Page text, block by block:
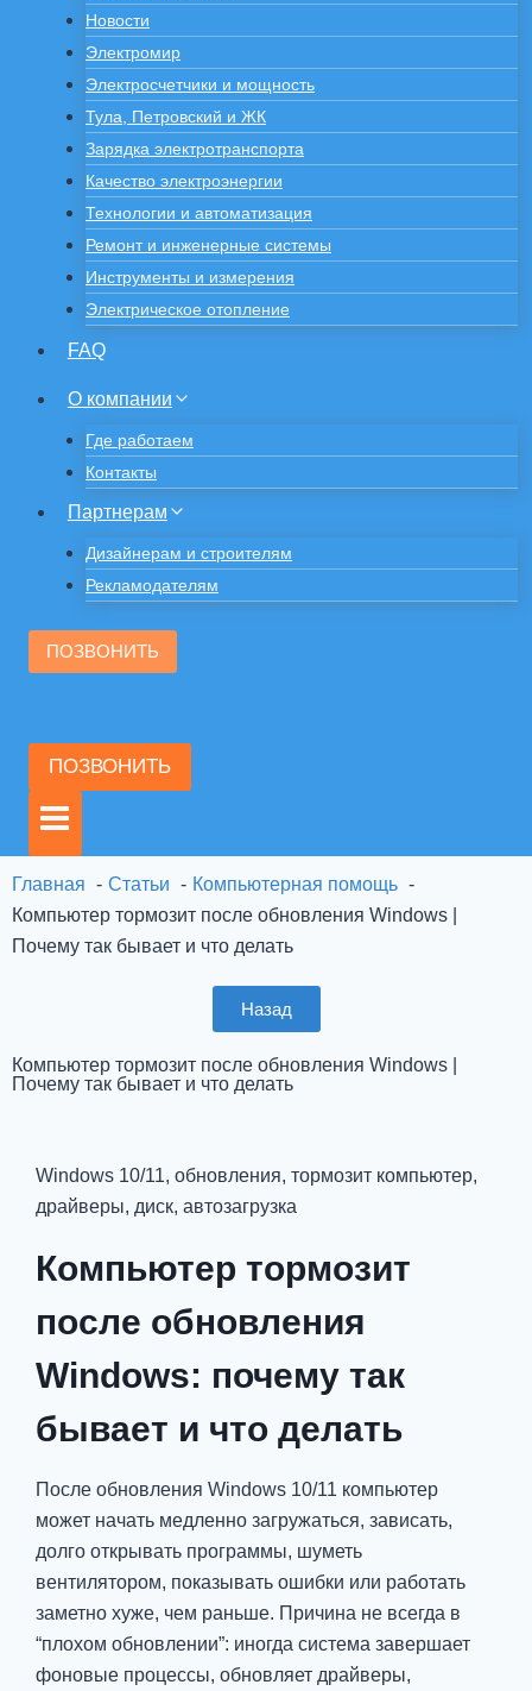
Новости
Электромир
Электросчетчики и мощность
Тула, Петровский и ЖК
Зарядка электротранспорта
Качество электроэнергии
Технологии и автоматизация
Ремонт и инженерные системы
Инструменты и измерения
Электрическое отопление
FAQ
О компании
Где работаем
Контакты
Партнерам
Дизайнерам и строителям
Рекламодателям
ПОЗВОНИТЬ
ПОЗВОНИТЬ
Главная Статьи
Компьютерная помощь
Компьютер тормозит после обновления Windows |
Почему так бывает и что делать
Назад
Компьютер тормозит после обновления Windows |
Почему так бывает и что делать
Windows 10/11, обновления, тормозит компьютер,
драйверы, диск, автозагрузка
Компьютер тормозит
после обновления
Windows: почему так
бывает и что делать
После обновления Windows 10/11 компьютер
может начать медленно загружаться, зависать,
долго открывать программы, шуметь
вентилятором, показывать ошибки или работать
заметно хуже, чем раньше. Причина не всегда в
“плохом обновлении”: иногда система завершает
фоновые процессы, обновляет драйверы,